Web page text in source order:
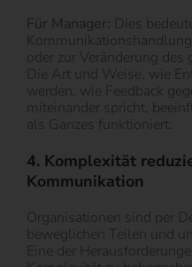
Für Manager: Dies
oder zur Veränderung
Die Art und Weise, wie
werden, wie Feedback
miteinander spricht,
als Ganzes funktioniert.
4. Komplexität
Kommunikation
Organisationen sind per
beweglichen Teilen und
Eine der